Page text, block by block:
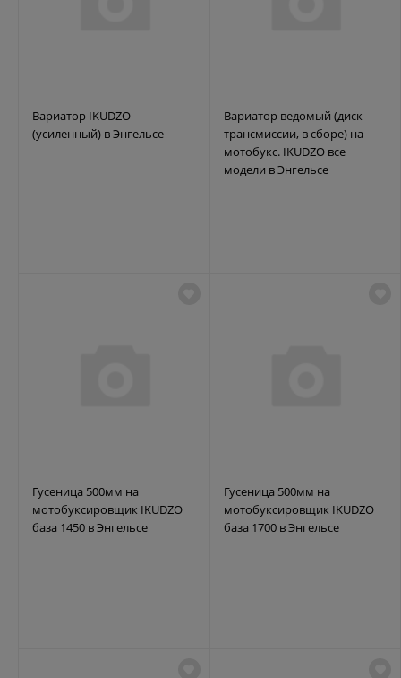
Вариатор IKUDZO
(усиленный) в Энгельсе
Вариатор ведомый (диск
трансмиссии, в сборе) на
мотобукс. IKUDZO все
модели в Энгельсе
Гусеница 500мм на
мотобуксировщик IKUDZO
база 1450 в Энгельсе
Гусеница 500мм на
мотобуксировщик IKUDZO
база 1700 в Энгельсе